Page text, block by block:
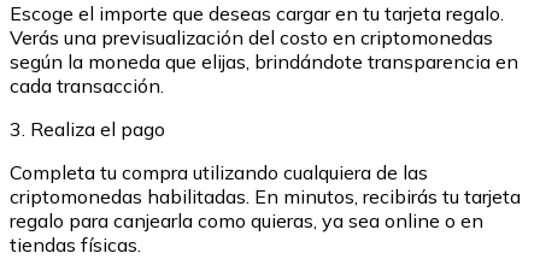
Escoge el importe que deseas cargar en tu tarjeta regalo.
Verás una previsualización del costo en criptomonedas
según la moneda que elijas, brindándote transparencia en
cada transacción.
3. Realiza el pago
Completa tu compra utilizando cualquiera de las
criptomonedas habilitadas. En minutos, recibirás tu tarjeta
regalo para canjearla como quieras, ya sea online o en
tiendas físicas.